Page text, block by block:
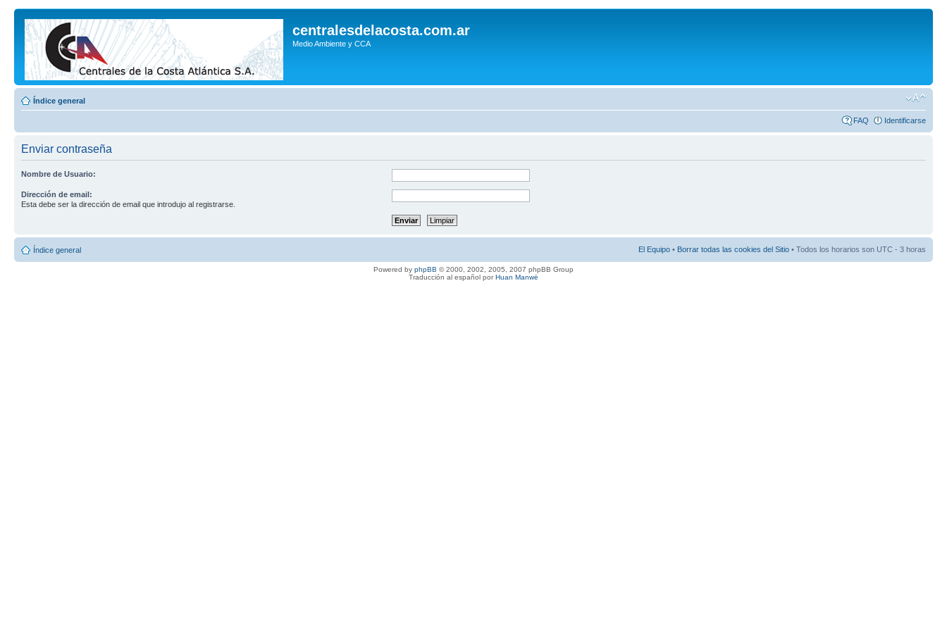
centralesdelacosta.com.ar
Medio Ambiente y CCA
Índice general
FAQ Identificarse
Enviar contraseña
Nombre de Usuario:
Dirección de email:
Esta debe ser la dirección de email que introdujo al registrarse.
Índice general El Equipo • Borrar todas las cookies del Sitio • Todos los horarios son UTC - 3 horas
Powered by phpBB © 2000, 2002, 2005, 2007 phpBB Group
Traducción al español porHuan Manwë